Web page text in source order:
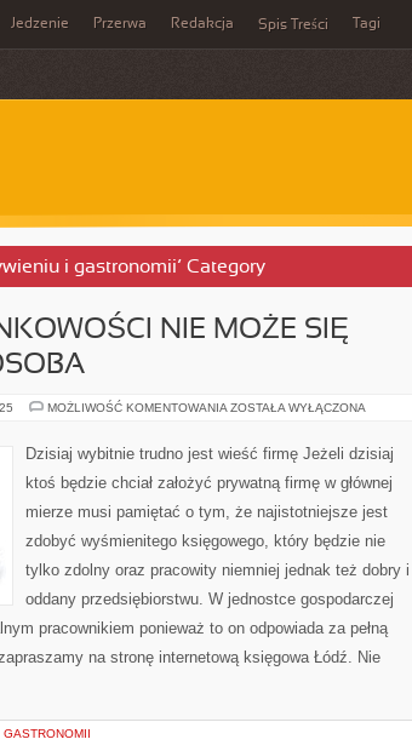
Jedzenie Przerwa Redakcja Spis Treści Tagi
i gastronomii’ Category
NIE MOŻE SIĘ
MOŻLIWOŚĆ KOMENTOWANIA DZIŚ
NIE
MOŻE
OBEJŚĆ
OSOBA
ZOSTAŁA WYŁĄCZONA
Dzisiaj wybitnie trudno jest wieść firmę Jeżeli dzisiaj
ktoś będzie chciał założyć prywatną firmę w głównej
mierze musi pamiętać o tym, że najistotniejsze jest
zdobyć wyśmienitego księgowego, który będzie nie
tylko zdolny oraz pracowity niemniej jednak też dobry i
oddany przedsiębiorstwu. W jednostce gospodarczej
pracownikiem ponieważ to on odpowiada za pełną
na stronę internetową księgowa Łódź. Nie